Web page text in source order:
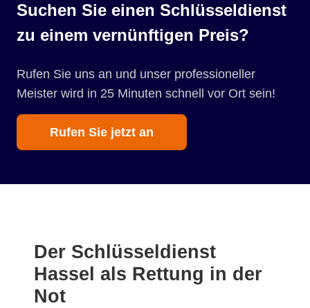
Suchen Sie einen Schlüsseldienst
zu einem vernünftigen Preis?
Rufen Sie uns an und unser professioneller
Meister wird in 25 Minuten schnell vor Ort sein!
Rufen Sie jetzt an
Der Schlüsseldienst
Hassel als Rettung in der
Not